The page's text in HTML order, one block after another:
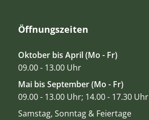
Öffnungszeiten
Oktober bis April (Mo - Fr)
09.00 - 13.00 Uhr
Mai bis September (Mo - Fr)
09.00 - 13.00 Uhr; 14.00 - 17.30 Uhr
Samstag, Sonntag & Feiertage